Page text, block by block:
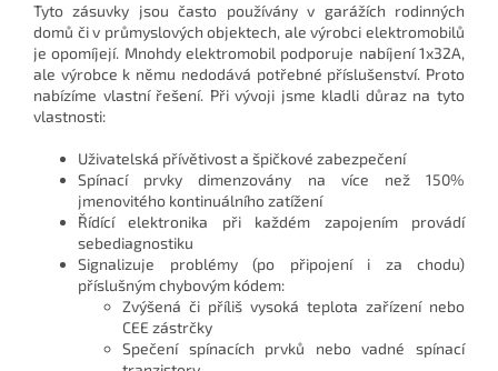
Tyto zásuvky jsou často používány v garážích rodinných
domů či v průmyslových objektech, ale výrobci elektromobilů
je opomíjejí. Mnohdy elektromobil podporuje nabíjení 1x32A,
ale výrobce k němu nedodává potřebné příslušenství. Proto
nabízíme vlastní řešení. Při vývoji jsme kladli důraz na tyto
vlastnosti:
Uživatelská přívětivost a špičkové zabezpečení
Spínací prvky dimenzovány na více než 150%
jmenovitého kontinuálního zatížení
Řídící elektronika při každém zapojením provádí
sebediagnostiku
Signalizuje problémy (po připojení i za chodu)
příslušným chybovým kódem:
Zvýšená či příliš vysoká teplota zařízení nebo
CEE zástrčky
Spečení spínacích prvků nebo vadné spínací